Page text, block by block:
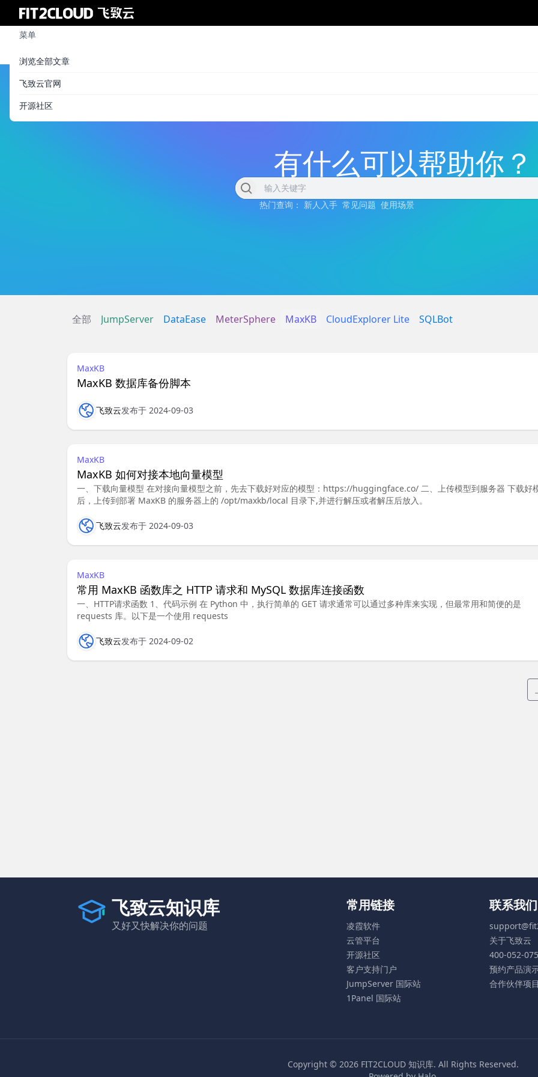
有什么可以帮助你？
热门查询： 新人入手 常见问题 使用场景
菜单
浏览全部文章
飞致云官网
开源社区
全部 JumpServer DataEase MeterSphere MaxKB CloudExplorer Lite SQLBot
MaxKB
MaxKB 数据库备份脚本
飞致云发布于 2024-09-03
MaxKB
MaxKB 如何对接本地向量模型
一、下载向量模型 在对接向量模型之前，先去下载好对应的模型：https://huggingface.co/ 二、上传模型到服务器 下载好
后，上传到部署 MaxKB 的服务器上的 /opt/maxkb/local 目录下,并进行解压或者解压后放入。
飞致云发布于 2024-09-03
MaxKB
常用 MaxKB 函数库之 HTTP 请求和 MySQL 数据库连接函数
一、HTTP请求函数 1、代码示例 在 Python 中，执行简单的 GET 请求通常可以通过多种库来实现，但最常用和简便的是
requests 库。以下是一个使用 requests
飞致云发布于 2024-09-02
飞致云知识库
又好又快解决你的问题
常用链接
凌霞软件
云管平台
开源社区
客户支持门户
JumpServer 国际站
1Panel 国际站
联系我们
关于飞致云
400-052-
预约产品演
合作伙伴项
Copyright © 2026 FIT2CLOUD 知识库. All Rights Reserved.